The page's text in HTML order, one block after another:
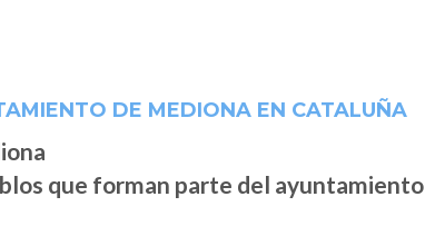
DE MEDIONA EN CATALUÑA
que forman parte del ayuntamiento